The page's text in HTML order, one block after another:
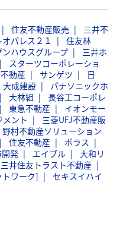
住友不動産販売
三井不
オパレス２１
住友林
ンハウスグループ
三井ホ
スターツコーポレーショ
動産 サンゲツ
日
大成建設
パナソニックホ
大林組
長谷工コーポレ
東急不動産
イオンモー
ント
三菱UFJ不動産販
野村不動産ソリューション
住友不動産
ポラス
開発 エイブル
大和リ
三井住友トラスト不動産
ワーク]
セキスイハイ